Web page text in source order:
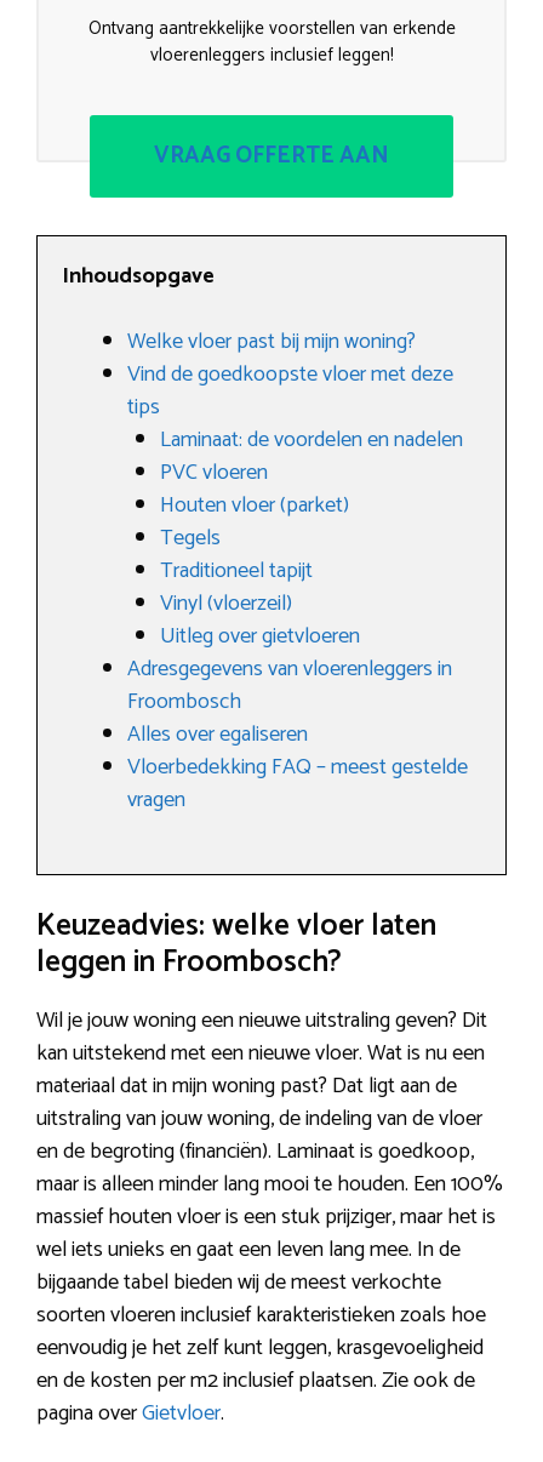
Ontvang aantrekkelijke voorstellen van erkende
vloerenleggers inclusief leggen!
VRAAG OFFERTE AAN
Inhoudsopgave
Welke vloer past bij mijn woning?
Vind de goedkoopste vloer met deze
tips
Laminaat: de voordelen en nadelen
PVC vloeren
Houten vloer (parket)
Tegels
Traditioneel tapijt
Vinyl (vloerzeil)
Uitleg over gietvloeren
Adresgegevens van vloerenleggers in
Froombosch
Alles over egaliseren
Vloerbedekking FAQ – meest gestelde
vragen
Keuzeadvies: welke vloer laten
leggen in Froombosch?
Wil je jouw woning een nieuwe uitstraling geven? Dit
kan uitstekend met een nieuwe vloer. Wat is nu een
materiaal dat in mijn woning past? Dat ligt aan de
uitstraling van jouw woning, de indeling van de vloer
en de begroting (financiën). Laminaat is goedkoop,
maar is alleen minder lang mooi te houden. Een 100%
massief houten vloer is een stuk prijziger, maar het is
wel iets unieks en gaat een leven lang mee. In de
bijgaande tabel bieden wij de meest verkochte
soorten vloeren inclusief karakteristieken zoals hoe
eenvoudig je het zelf kunt leggen, krasgevoeligheid
en de kosten per m2 inclusief plaatsen. Zie ook de
pagina overGietvloer.